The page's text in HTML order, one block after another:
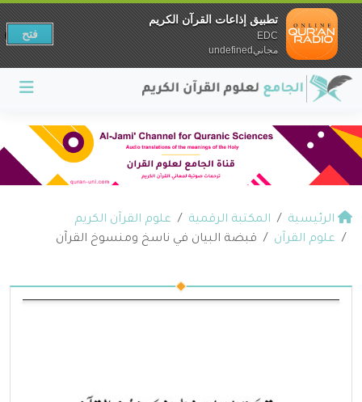
الرئيسية المكتبة الرقمية
علوم القرآن الكريم
علوم القرآن
قبضة البيان في ناسخ ومنسوخ القرآن
تطبيق إذاعات القرآن الكريم
EDC
مجانيundefined
فتح